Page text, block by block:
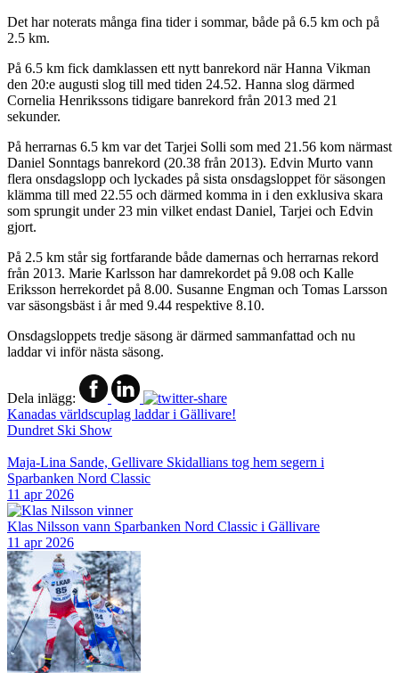
Det har noterats många fina tider i sommar, både på 6.5 km och på
2.5 km.
På 6.5 km fick damklassen ett nytt banrekord när Hanna Vikman
den 20:e augusti slog till med tiden 24.52. Hanna slog därmed
Cornelia Henrikssons tidigare banrekord från 2013 med 21
sekunder.
På herrarnas 6.5 km var det Tarjei Solli som med 21.56 kom närmast
Daniel Sonntags banrekord (20.38 från 2013). Edvin Murto vann
flera onsdagslopp och lyckades på sista onsdagsloppet för säsongen
klämma till med 22.55 och därmed komma in i den exklusiva skara
som sprungit under 23 min vilket endast Daniel, Tarjei och Edvin
gjort.
På 2.5 km står sig fortfarande både damernas och herrarnas rekord
från 2013. Marie Karlsson har damrekordet på 9.08 och Kalle
Eriksson herrekordet på 8.00. Susanne Engman och Tomas Larsson
var säsongsbäst i år med 9.44 respektive 8.10.
Onsdagsloppets tredje säsong är därmed sammanfattad och nu
laddar vi inför nästa säsong.
Dela inlägg:
Kanadas världscuplag laddar i Gällivare!
Dundret Ski Show
Maja-Lina Sande, Gellivare Skidallians tog hem segern i
Sparbanken Nord Classic
11 apr 2026
Klas Nilsson vann Sparbanken Nord Classic i Gällivare
11 apr 2026